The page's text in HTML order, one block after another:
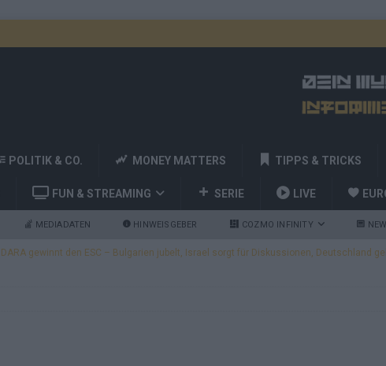
POLITIK & CO. MONEY MATTERS TIPPS & TRICKS
FUN & STREAMING SERIE LIVE
MEDIADATEN HINWEISGEBER COZMO INFINITY
DARA gewinnt den ESC – Bulgarien jubelt, Israel sorgt für Diskussionen, Deutschland